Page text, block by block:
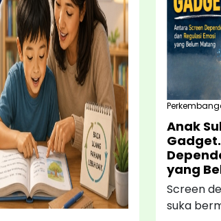
Anak
yang
Screen
suka